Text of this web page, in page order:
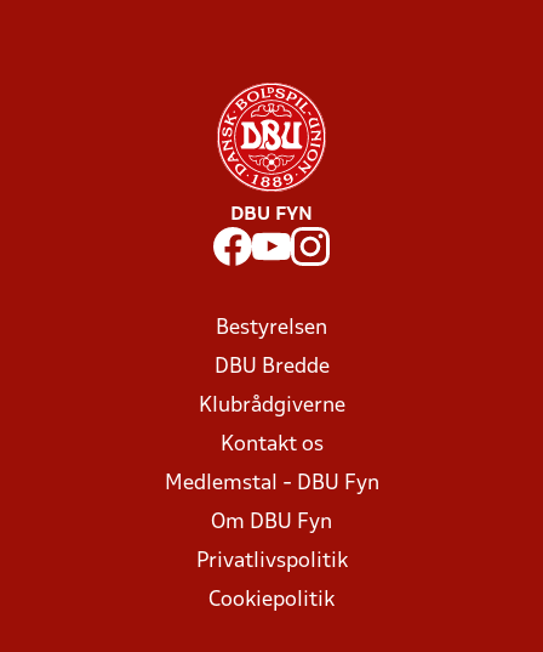
DBU FYN
Bestyrelsen
DBU Bredde
Klubrådgiverne
Kontakt os
Medlemstal - DBU Fyn
Om DBU Fyn
Privatlivspolitik
Cookiepolitik